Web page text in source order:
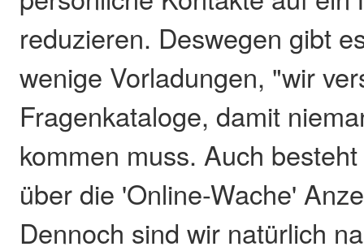
reduzieren. Deswegen gibt
wenige Vorladungen, "wir
Fragenkataloge, damit
kommen muss. Auch
über die 'Online-Wache'
Dennoch sind wir natürlich